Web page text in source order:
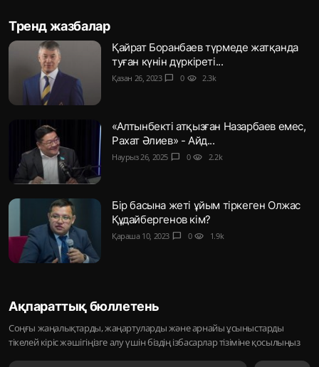
Тренд жазбалар
Қайрат Боранбаев түрмеде жатқанда
туған күнін дүркіреті...
Қазан 26, 2023 chat_bubble 0 visibility 2.3k
«Алтынбекті атқызған Назарбаев емес,
Рахат Әлиев» - Айд...
Наурыз 26, 2025 chat_bubble 0 visibility 2.2k
Бір басына жеті ұйым тіркеген Олжас
Құдайбергенов кім?
Қараша 10, 2023 chat_bubble 0 visibility 1.9k
Ақпараттық бюллетень
Соңғы жаңалықтарды, жаңартуларды және арнайы ұсыныстарды
тікелей кіріс жәшігіңізге алу үшін біздің ізбасарлар тізіміне қосылыңыз